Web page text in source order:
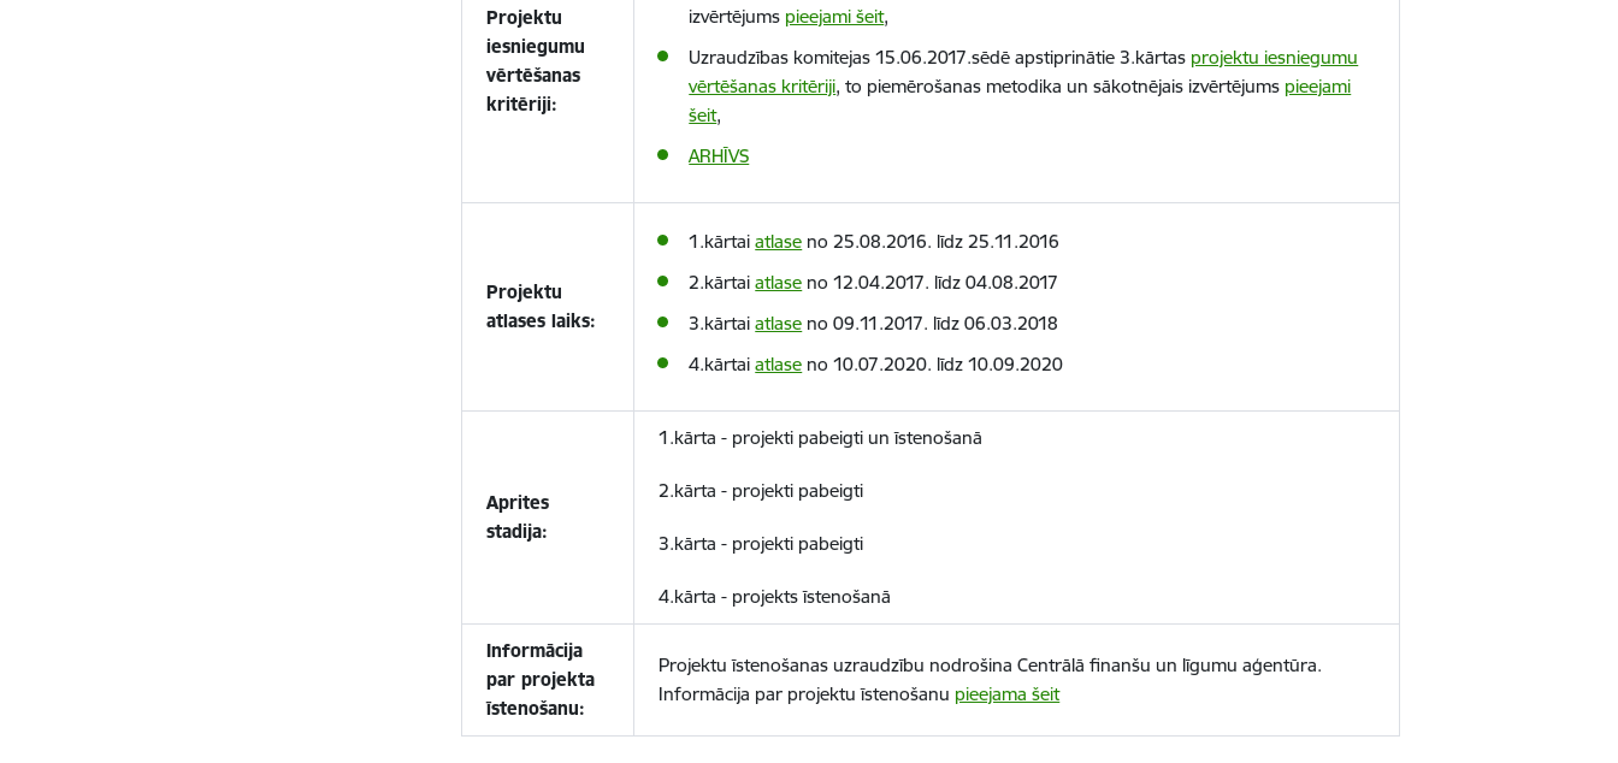
Projektu
iesniegumu
vērtēšanas
kritēriji:
izvērtējums pieejami šeit,
Uzraudzības komitejas 15.06.2017.sēdē apstiprinātie 3.kārtas projektu iesniegumu
vērtēšanas kritēriji, to piemērošanas metodika un sākotnējais izvērtējums pieejami
šeit,
ARHĪVS
Projektu
atlases laiks:
1.kārtaiatlase no 25.08.2016. līdz 25.11.2016
2.kārtaiatlase no 12.04.2017. līdz 04.08.2017
3.kārtaiatlase no 09.11.2017. līdz 06.03.2018
4.kārtaiatlase no 10.07.2020. līdz 10.09.2020
Aprites
stadija:
1.kārta - projekti pabeigti un īstenošanā
2.kārta - projekti pabeigti
3.kārta - projekti pabeigti
4.kārta - projekts īstenošanā
Informācija
par projekta
īstenošanu:
Projektu īstenošanas uzraudzību nodrošina Centrālā finanšu un līgumu aģentūra.
Informācija par projektu īstenošanu pieejama šeit